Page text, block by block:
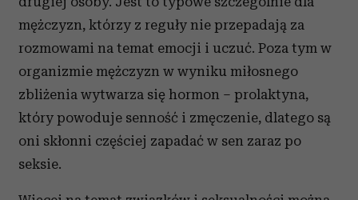
i reklam, aby oferować funkcje społecznościowe i
analizować ruch w naszej witrynie. Informacje o tym, jak
korzystasz z naszej witryny, udostępniamy partnerom
społecznościowym, reklamowym i analitycznym.
Partnerzy mogą połączyć te informacje z innymi danymi
otrzymanymi od Ciebie lub uzyskanymi podczas
korzystania z ich usług.
mężczyzn, którzy z reguły nie przepadają za
rozmowami na temat emocji i uczuć. Poza tym w
organizmie mężczyzn w wyniku miłosnego
zbliżenia wytwarza się hormon – prolaktyna,
który powoduje senność i zmęczenie, dlatego są
oni skłonni częściej zapadać w sen zaraz po
seksie.